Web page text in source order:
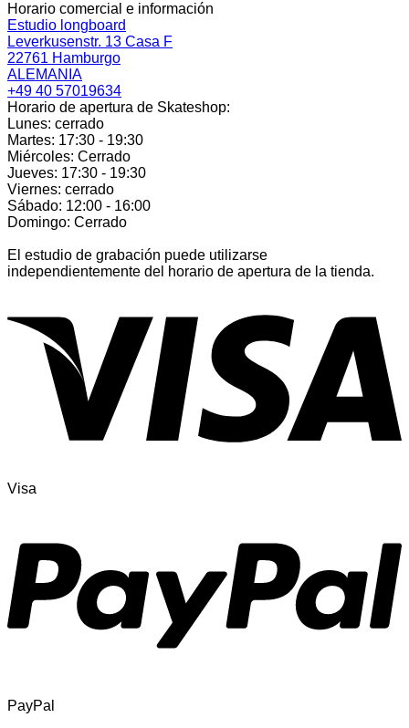
Horario comercial e información
Estudio longboard
Leverkusenstr. 13 Casa F
22761 Hamburgo
ALEMANIA
+49 40 57019634
Horario de apertura de Skateshop:
Lunes: cerrado
Martes: 17:30 - 19:30
Miércoles: Cerrado
Jueves: 17:30 - 19:30
Viernes: cerrado
Sábado: 12:00 - 16:00
Domingo: Cerrado
El estudio de grabación puede utilizarse
independientemente del horario de apertura de la tienda.
Visa
PayPal